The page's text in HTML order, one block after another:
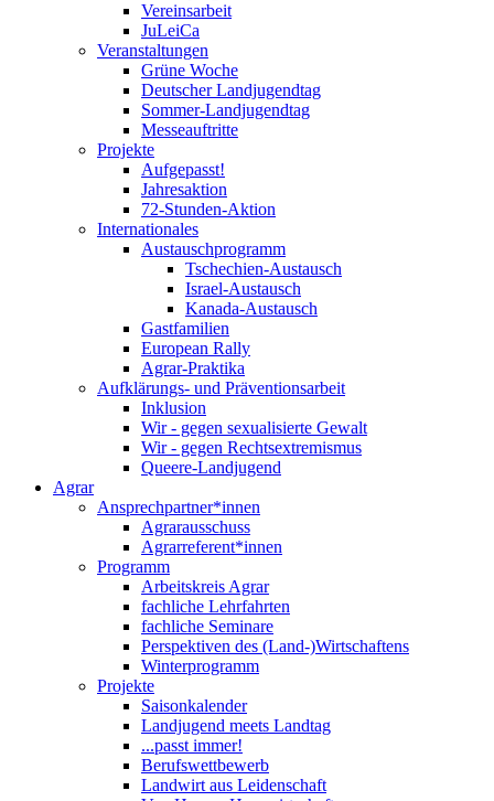
Vereinsarbeit
JuLeiCa
Veranstaltungen
Grüne Woche
Deutscher Landjugendtag
Sommer-Landjugendtag
Messeauftritte
Projekte
Aufgepasst!
Jahresaktion
72-Stunden-Aktion
Internationales
Austauschprogramm
Tschechien-Austausch
Israel-Austausch
Kanada-Austausch
Gastfamilien
European Rally
Agrar-Praktika
Aufklärungs- und Präventionsarbeit
Inklusion
Wir - gegen sexualisierte Gewalt
Wir - gegen Rechtsextremismus
Queere-Landjugend
Agrar
Ansprechpartner*innen
Agrarausschuss
Agrarreferent*innen
Programm
Arbeitskreis Agrar
fachliche Lehrfahrten
fachliche Seminare
Perspektiven des (Land-)Wirtschaftens
Winterprogramm
Projekte
Saisonkalender
Landjugend meets Landtag
...passt immer!
Berufswettbewerb
Landwirt aus Leidenschaft